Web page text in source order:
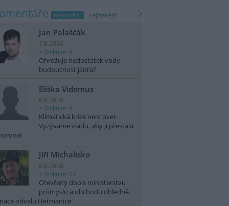
nejnovější nejčtenější
Jan Palaščák
7.8.2026
Diskuse: 4
Ohrožuje nedostatek vody
budoucnost jádra?
Eliška Vidomus
6.8.2026
Diskuse: 9
Klimatická krize není over.
Vyzýváme vládu, aby ji přestala
Jiří Michalisko
6.8.2026
Diskuse: 17
Otevřený dopis ministerstvu
průmyslu a obchodu ohledně
odvalu Heřmanice